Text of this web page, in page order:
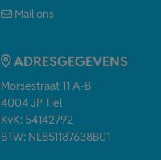
Mail ons
ADRESGEGEVENS
Morsestraat 11 A-B
4004 JP Tiel
KvK: 54142792
BTW: NL851187638B01